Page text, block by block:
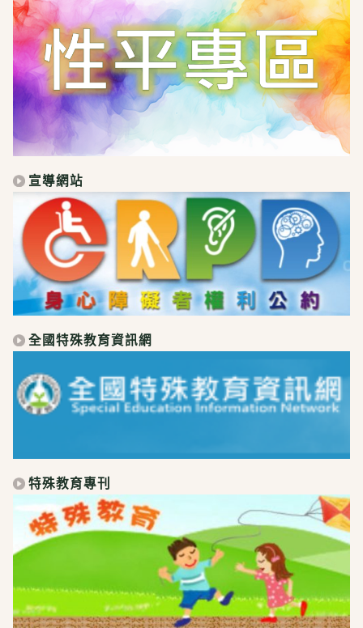
宣導網站
全國特殊教育資訊網
特殊教育專刊